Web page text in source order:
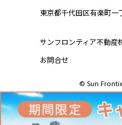
サンフロンティア不動産
お問合せ
東京都千代田区有楽町
© Sun